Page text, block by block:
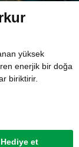
yüksek
enerjik bir doğa
biriktirir.
Hediye et